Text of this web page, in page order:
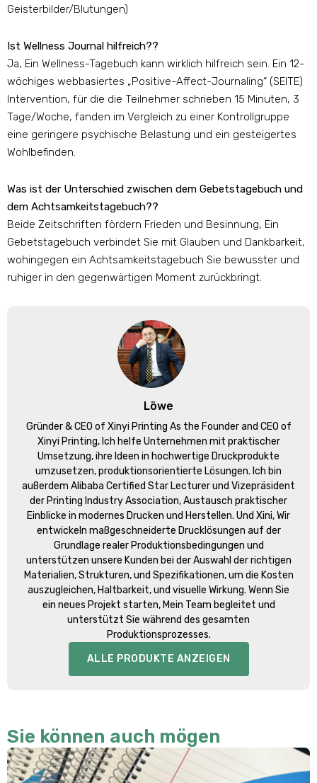
Geisterbilder/Blutungen)
Ist Wellness Journal hilfreich??
Ja, Ein Wellness-Tagebuch kann wirklich hilfreich sein. Ein 12-
wöchiges webbasiertes „Positive-Affect-Journaling“ (SEITE)
Intervention, für die die Teilnehmer schrieben 15 Minuten, 3
Tage/Woche, fanden im Vergleich zu einer Kontrollgruppe
eine geringere psychische Belastung und ein gesteigertes
Wohlbefinden.
Was ist der Unterschied zwischen dem Gebetstagebuch und
dem Achtsamkeitstagebuch??
Beide Zeitschriften fördern Frieden und Besinnung, Ein
Gebetstagebuch verbindet Sie mit Glauben und Dankbarkeit,
wohingegen ein Achtsamkeitstagebuch Sie bewusster und
ruhiger in den gegenwärtigen Moment zurückbringt.
Löwe
Gründer &CEO of Xinyi Printing As the Founder and CEO of
Xinyi Printing, Ich helfe Unternehmen mit praktischer
Umsetzung, ihre Ideen in hochwertige Druckprodukte
umzusetzen, produktionsorientierte Lösungen. Ich bin
außerdem Alibaba Certified Star Lecturer und Vizepräsident
der Printing Industry Association, Austausch praktischer
Einblicke in modernes Drucken und Herstellen. Und Xini, Wir
entwickeln maßgeschneiderte Drucklösungen auf der
Grundlage realer Produktionsbedingungen und
unterstützen unsere Kunden bei der Auswahl der richtigen
Materialien, Strukturen, und Spezifikationen, um die Kosten
auszugleichen, Haltbarkeit, und visuelle Wirkung. Wenn Sie
ein neues Projekt starten, Mein Team begleitet und
unterstützt Sie während des gesamten
Produktionsprozesses.
ALLE PRODUKTE ANZEIGEN
Sie können auch mögen